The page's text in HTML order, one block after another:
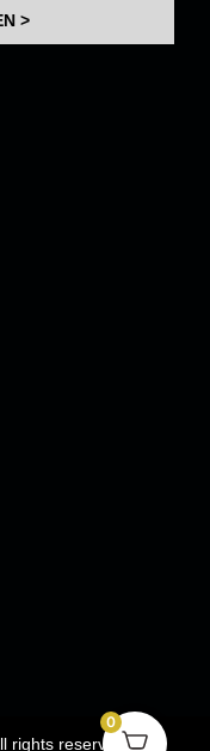
>
rights reserved.
0